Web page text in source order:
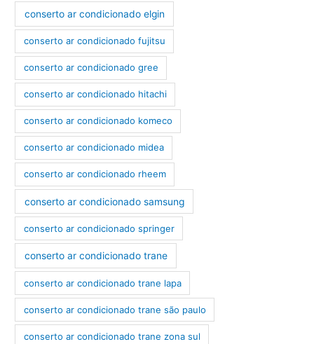
conserto ar condicionado elgin
conserto ar condicionado fujitsu
conserto ar condicionado gree
conserto ar condicionado hitachi
conserto ar condicionado komeco
conserto ar condicionado midea
conserto ar condicionado rheem
conserto ar condicionado samsung
conserto ar condicionado springer
conserto ar condicionado trane
conserto ar condicionado trane lapa
conserto ar condicionado trane são paulo
conserto ar condicionado trane zona sul